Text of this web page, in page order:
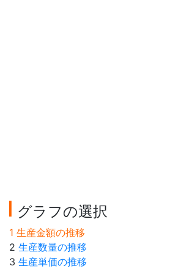
グラフの選択
1 生産金額の推移
2 生産数量の推移
3 生産単価の推移